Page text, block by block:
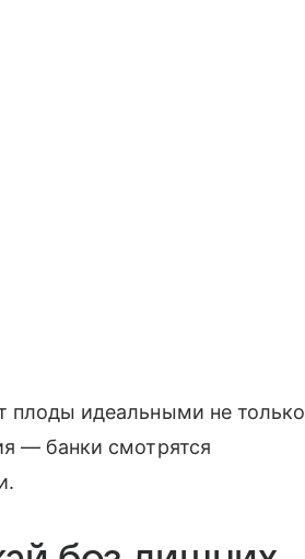
плоды идеальными не только
— банки смотрятся